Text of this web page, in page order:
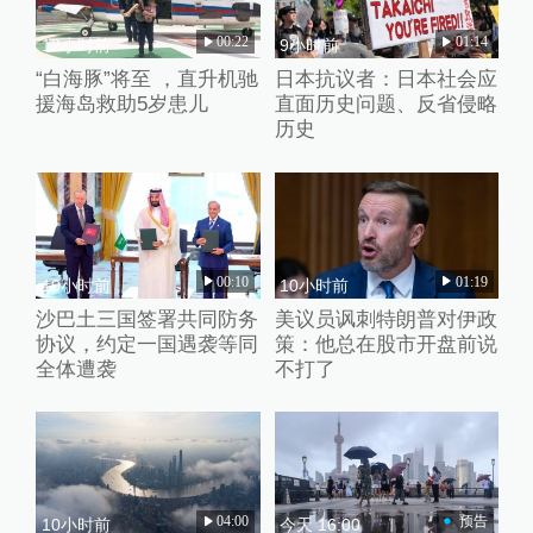
12小时前 00:22
“白海豚”将至 ，直升机驰
援海岛救助5岁患儿
9小时前 01:14
日本抗议者：日本社会应
直面历史问题、反省侵略
历史
10小时前 00:10
沙巴土三国签署共同防务
协议，约定一国遇袭等同
全体遭袭
10小时前 01:19
美议员讽刺特朗普对伊政
策：他总在股市开盘前说
不打了
10小时前 04:00 今天 16:00 预告